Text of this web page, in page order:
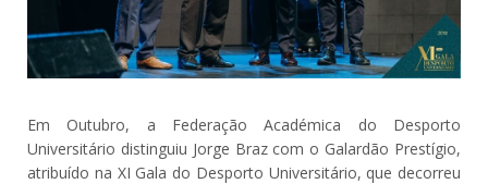
Em Outubro, a Federação Académica do Desporto
Universitário distinguiu Jorge Braz com o Galardão Prestígio,
atribuído na XI Gala do Desporto Universitário, que decorreu